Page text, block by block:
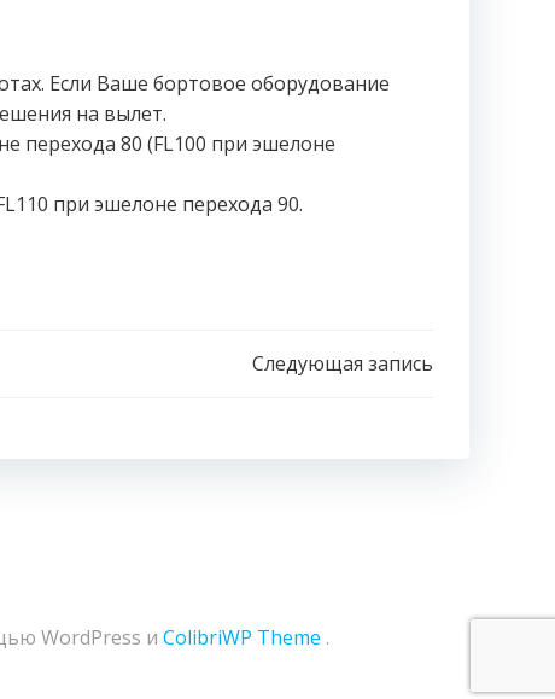
Если Ваше бортовое оборудование
на вылет.
перехода 80 (FL100 при эшелоне
при эшелоне перехода 90.
Следующая запись
WordPress и ColibriWP Theme .